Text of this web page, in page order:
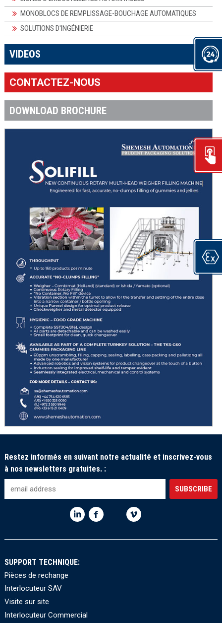
MONOBLOCS DE REMPLISSAGE-BOUCHAGE AUTOMATIQUES
SOLUTIONS D'INGÉNIERIE
VIDEOS ×
CONTACTEZ-NOUS
DOWNLOAD BROCHURE
Restez informés en suivant notre actualité et inscrivez-vous
à nos newsletters gratuites. :
SUPPORT TECHNIQUE:
Pièces de rechange
Interlocuteur SAV
Visite sur site
Interlocuteur Commercial